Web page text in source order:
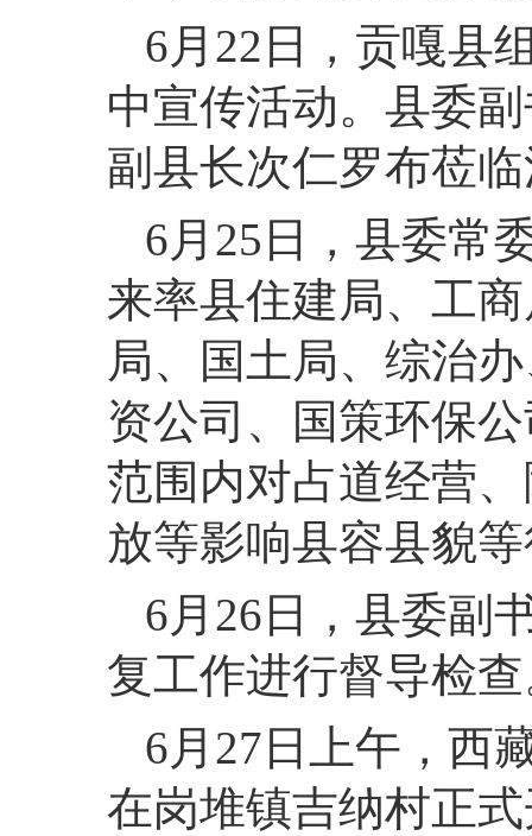
6月22日，贡嘎县
中宣传活动。县委
副县长次仁罗布莅
6月25日，县委常
来率县住建局、工
局、国土局、综治
资公司、国策环保
范围内对占道经营
放等影响县容县貌
6月26日，县委副
复工作进行督导检
6月27日上午，西
在岗堆镇吉纳村正